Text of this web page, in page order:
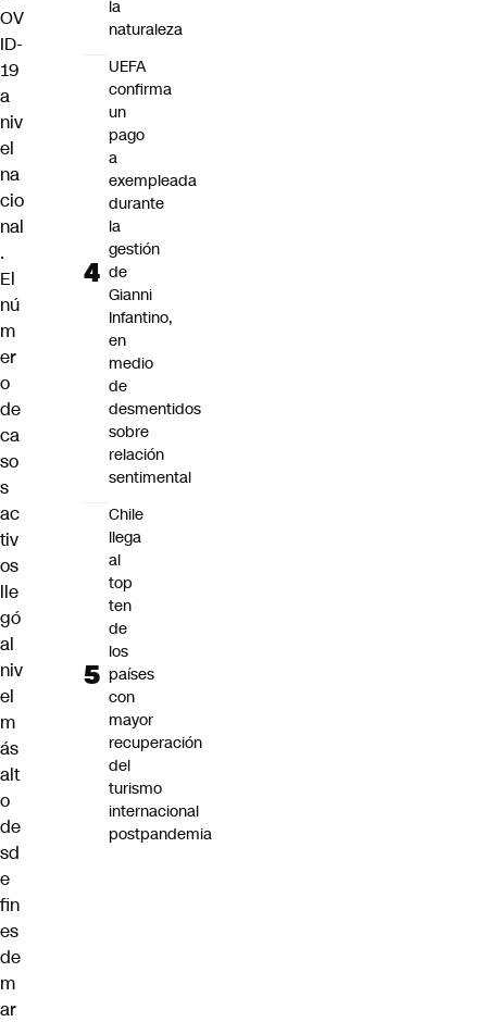
OV
ID-
19
a
niv
el
na
cio
nal
.
El
nú
m
er
o
de
ca
so
s
ac
tiv
os
lle
gó
al
niv
el
m
ás
alt
o
de
sd
e
fin
es
de
m
ar
la
naturaleza
UEFA
confirma
un
pago
a
exempleada
durante
la
gestión
de
Gianni
Infantino,
en
medio
de
desmentidos
sobre
relación
sentimental
Chile
llega
al
top
ten
de
los
países
con
mayor
recuperación
del
turismo
internacional
postpandemia